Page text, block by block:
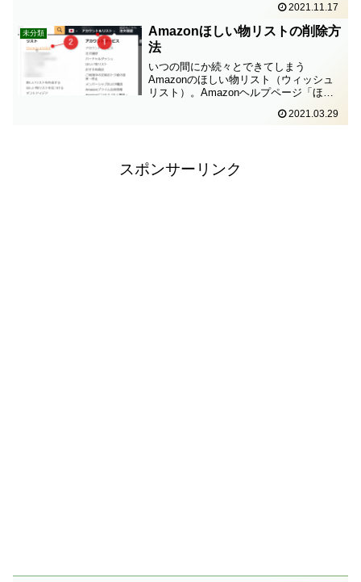
き↓②汚損や破損によるカードの再発行＊
＊下へスクロールする。＊＊↓③三井住友
カードおよび...
2021.11.17
未分類
Amazonほしい物リストの削除方
法
いつの間にか続々とできてしまう
Amazonのほしい物リスト（ウィッシュ
リスト）。Amazonヘルプページ「ほし
分からない。やっと分かったので、リス
2021.03.29
スポンサーリンク